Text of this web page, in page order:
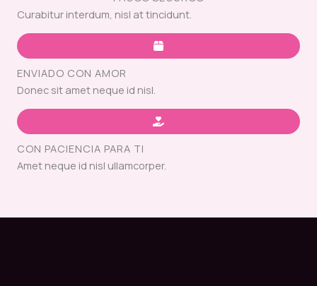
Curabitur interdum, nisl at tincidunt.
ENVIADO CON AMOR
Donec sit amet neque id nisl.
CON PACIENCIA PARA TI
Amet neque id nisl ullamcorper.